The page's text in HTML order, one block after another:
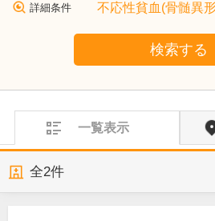
詳細条件 不応性貧血(骨髄異
検索する
一覧表示
全2件